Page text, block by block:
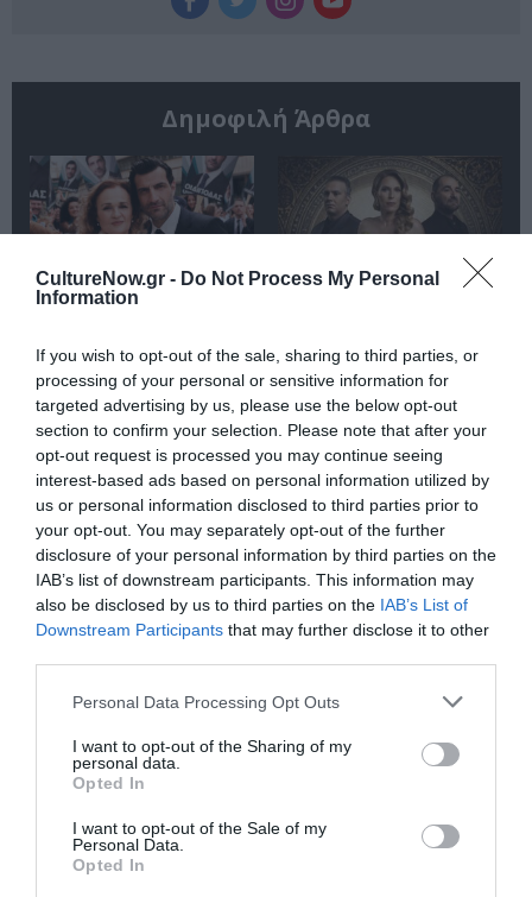
CultureNow.gr - Do Not Process My Personal
Information
If you wish to opt-out of the sale, sharing to third parties, or
processing of your personal or sensitive information for
targeted advertising by us, please use the below opt-out
section to confirm your selection. Please note that after your
opt-out request is processed you may continue seeing
interest-based ads based on personal information utilized by
us or personal information disclosed to third parties prior to
your opt-out. You may separately opt-out of the further
disclosure of your personal information by third parties on the
IAB’s list of downstream participants. This information may
also be disclosed by us to third parties on the IAB’s List of
Downstream Participants that may further disclose it to other
Personal Data Processing Opt Outs
I want to opt-out of the Sharing of my
personal data.
Opted In
I want to opt-out of the Sale of my
Personal Data.
Opted In
Δημοφιλή Άρθρα
στη Στέγη – Με τους
Νίκο Κουρή & Μαρία
Κεχαγιόγλου
Βυζαντίου: Η νέα
ελληνική όπερα του
Θεόδωρου Στάθη
στο θέατρο
Ολύμπια
Μακμπέθ, της
Κατερίνας
Γιώργο Γάλλο &
Καραμπέτη στο
Θέατρο Βασιλάκου
32οι Πλοές – Το
Αίνιγμα της Εικόνας:
Ίδρυμα Π. & Μ.